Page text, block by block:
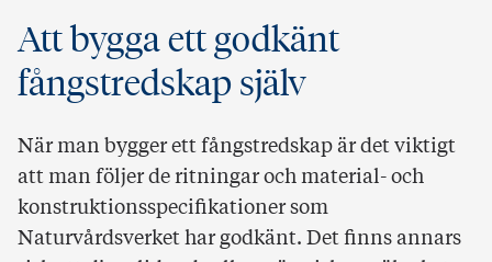
Att bygga ett godkänt
fångstredskap själv
När man bygger ett fångstredskap är det viktigt
att man följer de ritningar och material- och
konstruktionsspecifikationer som
Naturvårdsverket har godkänt. Det finns annars